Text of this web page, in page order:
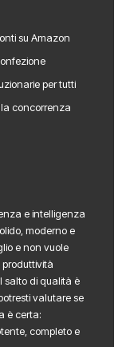
su Amazon
per tutti
concorrenza
e intelligenza
moderno e
e non vuole
salto di qualità è
valutare se
è certa:
completo e